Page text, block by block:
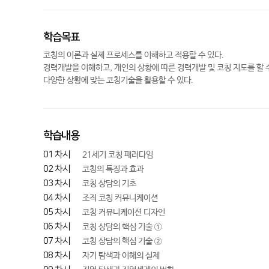
학습목표
코칭의 이론과 실제 프로세스를 이해하고 적용할 수 있다.
경력개발을 이해하고, 개인의 상황에 따른 경력개발 및 코칭 지도를 할
다양한 상황에 맞는 코칭기술을 활용할 수 있다.
학습내용
01 차시 21세기 코칭 패러다임
02 차시 코칭의 특징과 효과
03 차시 코칭 상담의 기초
04 차시 조직 코칭 커뮤니케이션
05 차시 코칭 커뮤니케이션 디자인
06 차시 코칭 상담의 핵심 기술 ①
07 차시 코칭 상담의 핵심 기술 ②
08 차시 자기 탐색과 이해의 실제